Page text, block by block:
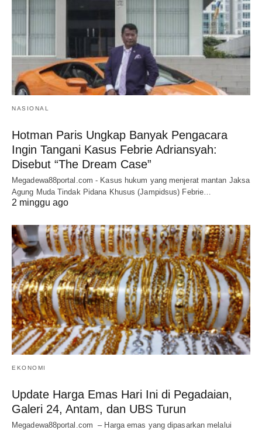
NASIONAL
Hotman Paris Ungkap Banyak Pengacara
Ingin Tangani Kasus Febrie Adriansyah:
Disebut “The Dream Case”
Megadewa88portal.com - Kasus hukum yang menjerat mantan Jaksa
Agung Muda Tindak Pidana Khusus (Jampidsus) Febrie…
2 minggu ago
EKONOMI
Update Harga Emas Hari Ini di Pegadaian,
Galeri 24, Antam, dan UBS Turun
Megadewa88portal.com – Harga emas yang dipasarkan melalui